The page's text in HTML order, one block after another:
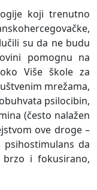
koji trenutno
su da ne budu
pomognu na
Više škole za
mrežama,
psilocibin,
(često nalažen
ove droge –
psihostimulans da
i fokusirano,